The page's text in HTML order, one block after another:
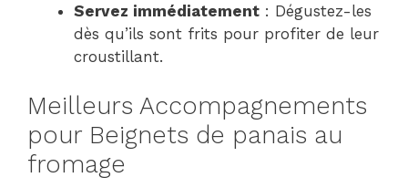
Servez immédiatement : Dégustez-les
dès qu’ils sont frits pour profiter de leur
croustillant.
Meilleurs Accompagnements
pour Beignets de panais au
fromage